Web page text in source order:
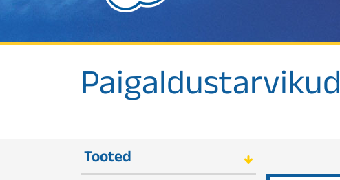
Paigaldustarvikud
Tooted